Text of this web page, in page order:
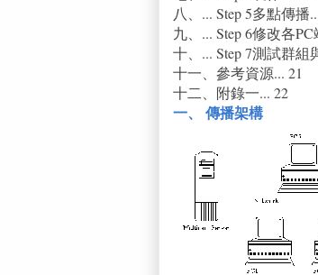
八、... Step 5多點傳播
九、... Step 6修改各
十、... Step 7測試群組
十一、參考資源... 21
十二、附錄一... 22
一、 傳播架構